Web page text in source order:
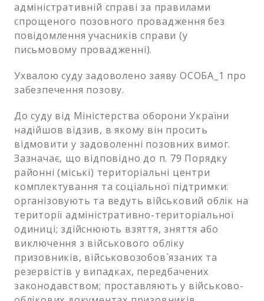
адміністративній справі за правилами
спрощеного позовного провадження без
повідомлення учасників справи (у
письмовому провадженні).
Ухвалою суду задоволено заяву ОСОБА_1 про
забезпечення позову.
До суду від Міністерства оборони України
надійшов відзив, в якому він просить
відмовити у задоволенні позовних вимог.
Зазначає, що відповідно до п. 79 Порядку
районні (міські) територіальні центри
комплектування та соціальної підтримки:
організовують та ведуть військовий облік на
території адміністративно-територіальної
одиниці; здійснюють взяття, зняття або
виключення з військового обліку
призовників, військовозобов`язаних та
резервістів у випадках, передбачених
законодавством; проставляють у військово-